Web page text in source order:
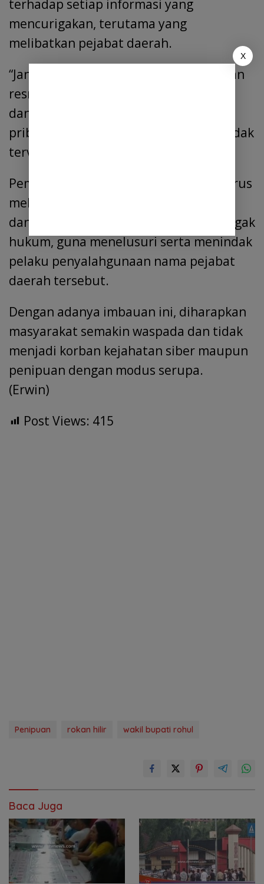
terhadap setiap informasi yang
mencurigakan, terutama yang
melibatkan pejabat daerah.
“Jangan mudah tertipu. Semua kegiatan
resmi pemerintah selalu melalui jalur,
dan surat resmi, bukan lewat pesan
pribadi atau akun media sosial yang tidak
terverifikasi,” tambahnya.
Pemkab Rohul berkomitmen, untuk terus
melakukan langkah-langkah preventif
dan bekerja sama dengan aparat penegak
hukum, guna menelusuri serta menindak
pelaku penyalahgunaan nama pejabat
daerah tersebut.
Dengan adanya imbauan ini, diharapkan
masyarakat semakin waspada dan tidak
menjadi korban kejahatan siber maupun
penipuan dengan modus serupa.
(Erwin)
Post Views: 415
Penipuan rokan hilir wakil bupati rohul
Baca Juga
X